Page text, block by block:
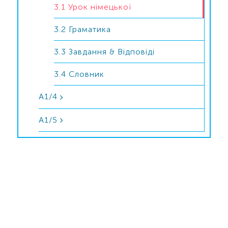
3.1 Урок німецької
3.2 Граматика
3.3 Завдання & Відповіді
3.4 Словник
A1/4
A1/5